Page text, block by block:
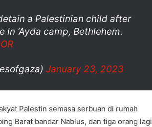
a Palestinian child after
in ‘Ayda camp, Bethlehem.
January 23, 2023
Palestin semasa serbuan di rumah
Barat bandar Nablus, dan tiga orang lagi